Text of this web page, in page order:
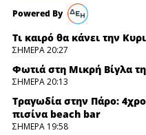
Τι καιρό θα κάνει την
ΣΗΜΕΡΑ 20:27
Φωτιά στη Μικρή Βίγλα
ΣΗΜΕΡΑ 20:13
Τραγωδία στην Πάρο:
πισίνα beach bar
ΣΗΜΕΡΑ 19:58